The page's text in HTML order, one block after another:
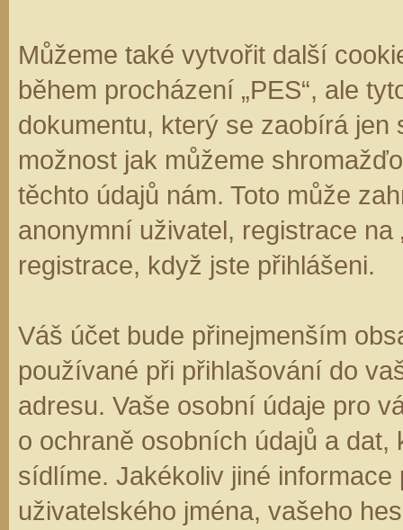
Můžeme také vytvořit další
během procházení „PES“, ale
dokumentu, který se zaobírá jen
možnost jak můžeme
těchto údajů nám. Toto může
anonymní uživatel, registrace
registrace, když jste přihlášeni.
Váš účet bude přinejmenším
používané při přihlašování do
adresu. Vaše osobní údaje pro
o ochraně osobních údajů a
sídlíme. Jakékoliv jiné informace
uživatelského jména, vašeho